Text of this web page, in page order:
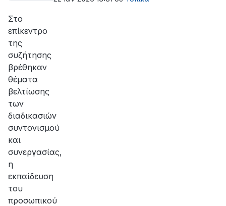
Στο
επίκεντρο
της
συζήτησης
βρέθηκαν
θέματα
βελτίωσης
των
διαδικασιών
συντονισμού
και
συνεργασίας,
η
εκπαίδευση
του
προσωπικού